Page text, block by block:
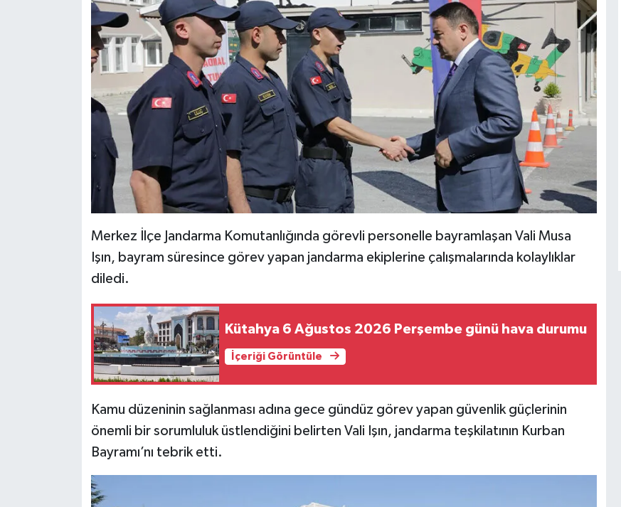
Merkez İlçe Jandarma Komutanlığında görevli personelle bayramlaşan Vali Musa
Işın, bayram süresince görev yapan jandarma ekiplerine çalışmalarında kolaylıklar
diledi.
Kütahya 6 Ağustos 2026 Perşembe günü hava durumu
İçeriği Görüntüle
Kamu düzeninin sağlanması adına gece gündüz görev yapan güvenlik güçlerinin
önemli bir sorumluluk üstlendiğini belirten Vali Işın, jandarma teşkilatının Kurban
Bayramı’nı tebrik etti.
Otomobil
Resmi İlan
Rüya Tabirleri
Video Galeri